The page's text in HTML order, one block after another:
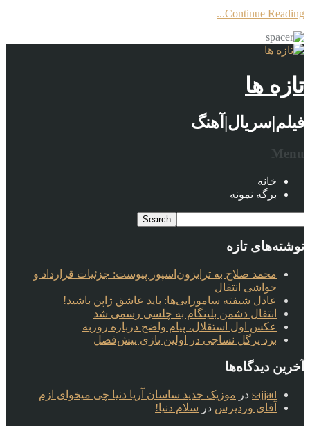
Continue Reading...
تازه ها
فیلم|سریال|آهنگ
Menu
خانه
برگه نمونه
نوشته‌های تازه
محمد صلاح به ترابزون‌اسپور پیوست: جزئیات قرارداد و
حواشی انتقال
عادل شیفته سامورایی‌ها: باید عاشق ژاپن باشید!
انتقال دشمن بلینگام به چلسی رسمی شد
عکس اول استقلال، پیام واضح درباره روزبه
برد پرگل نساجی در اولین بازی پیش‌فصل
آخرین دیدگاه‌ها
sajjad در موزیک جدید ساسان آریا دنیا چی میخوای ازم
آقای وردپرس در سلام دنیا!